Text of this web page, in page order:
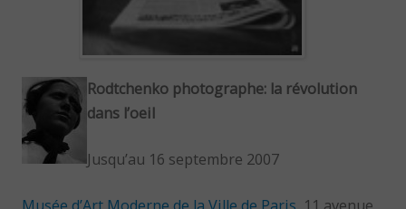
Rodtchenko photographe: la révolution
dans l’oeil
Jusqu’au 16 septembre 2007